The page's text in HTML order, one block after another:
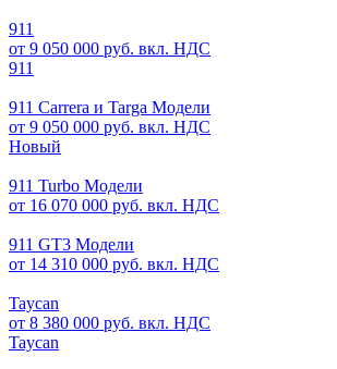
911
от 9 050 000 руб. вкл. НДС
911
911 Carrera и Targa Модели
от 9 050 000 руб. вкл. НДС
Новый
911 Turbo Модели
от 16 070 000 руб. вкл. НДС
911 GT3 Модели
от 14 310 000 руб. вкл. НДС
Taycan
от 8 380 000 руб. вкл. НДС
Taycan